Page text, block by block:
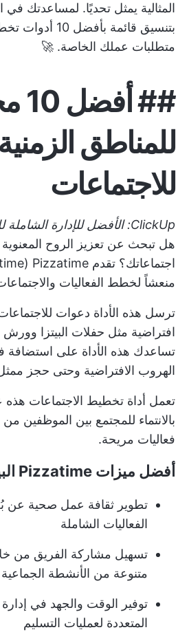
المثالية يمثل تحديًا. لمساعدتك في
بتنسيق قائمة
متطلبات عملك الخاصة. 🚀
##
للمناطق الزمنية
للاجتماعات
ClickUp: الأفضل للإدارة الشاملة للاجتماعات والوقت
هل تبحث عن تعزيز الروح
منعشاً لخطط الفعاليات
ترسل هذه الأداة دعوات
افتراضية مثل حفلات البيتزا وورش
تساعدك هذه الأداة على استضافة
الهروب الافتراضية وحتى حجز
تعمل أداة تخطيط الاجتماعات هذه
بالانتماء للمجتمع بين الموظفين
فعاليات مريحة.
أفضل ميزات Pizzatime البيتزا**
تطوير ثقافة عمل صحية عن
الفعاليات الشاملة
تسهيل مشاركة الفريق من
متنوعة من الأنشطة الجماعية
توفير الوقت والجهد في
المتعددة لعمليات التسليم